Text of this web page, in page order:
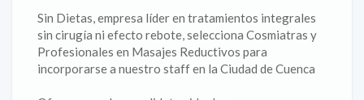
Sin Dietas, empresa líder en tratamientos integrales
sin cirugía ni efecto rebote, selecciona Cosmiatras y
Profesionales en Masajes Reductivos para
incorporarse a nuestro staff en la Ciudad de Cuenca